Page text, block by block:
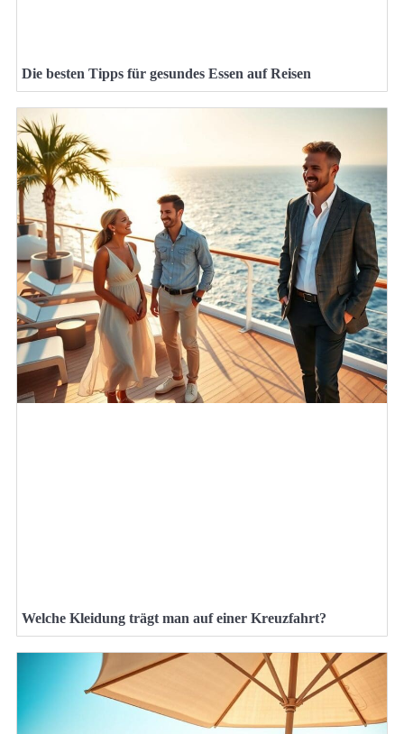
Die besten Tipps für gesundes Essen auf Reisen
Welche Kleidung trägt man auf einer Kreuzfahrt?